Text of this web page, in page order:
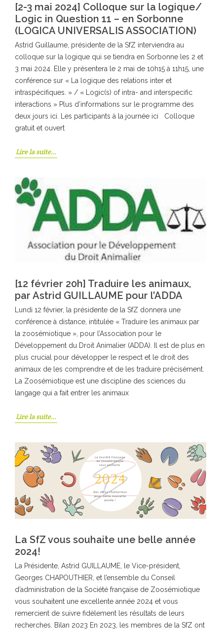
[2-3 mai 2024] Colloque sur la logique/
Logic in Question 11 – en Sorbonne
(LOGICA UNIVERSALIS ASSOCIATION)
Astrid Guillaume, présidente de la SfZ interviendra au
colloque sur la logique qui se tiendra en Sorbonne les 2 et
3 mai 2024. Elle y présentera le 2 mai de 10h15 à 11h15, une
conférence sur « La logique des relations inter et
intraspécifiques. » / « Logic(s) of intra- and interspecific
interactions » Plus d’informations sur le programme des
deux jours ici. Les participants à la journée ici Colloque
gratuit et ouvert
Lire la suite…
[12 février 20h] Traduire les animaux,
par Astrid GUILLAUME pour l’ADDA
Lundi 12 février, la présidente de la SfZ donnera une
conférence à distance, intitulée « Traduire les animaux par
la zoosémiotique », pour l’Association pour le
Développement du Droit Animalier (ADDA). Il est de plus en
plus crucial pour développer le respect et le droit des
animaux de les comprendre et de les traduire précisément.
La Zoosémiotique est une discipline des sciences du
langage qui a fait entrer les animaux
Lire la suite…
La SfZ vous souhaite une belle année
2024!
La Présidente, Astrid GUILLAUME, le Vice-président,
Georges CHAPOUTHIER, et l’ensemble du Conseil
d’administration de la Société française de Zoosémiotique
vous souhaitent une excellente année 2024 et vous
remercient de suivre fidèlement les résultats de leurs
recherches. Bilan 2023 En 2023, les membres de la SfZ ont